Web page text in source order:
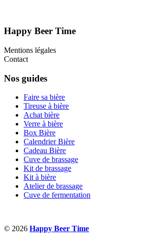
Happy Beer Time
Mentions légales
Contact
Nos guides
Faire sa bière
Tireuse à bière
Achat bière
Verre à bière
Box Bière
Calendrier Bière
Cadeau Bière
Cuve de brassage
Kit de brassage
Kit à bière
Atelier de brassage
Cuve de fermentation
© 2026 Happy Beer Time